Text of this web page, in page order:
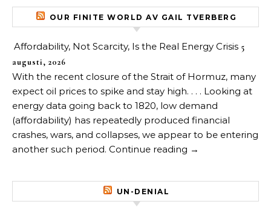
OUR FINITE WORLD AV GAIL TVERBERG
Affordability, Not Scarcity, Is the Real Energy Crisis 5
augusti, 2026
With the recent closure of the Strait of Hormuz, many
expect oil prices to spike and stay high. . . . Looking at
energy data going back to 1820, low demand
(affordability) has repeatedly produced financial
crashes, wars, and collapses, we appear to be entering
another such period. Continue reading →
UN-DENIAL